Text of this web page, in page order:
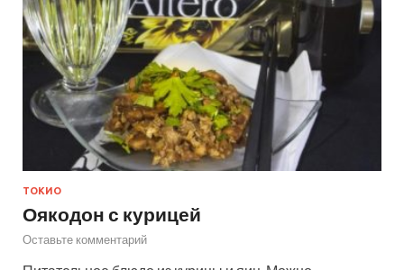
ТОКИО
Оякодон с курицей
Оставьте комментарий